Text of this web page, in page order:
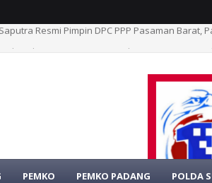
dan Anggota DPRD Pasbar Dampingi
PEMKO PEMKO PADANG POLDA